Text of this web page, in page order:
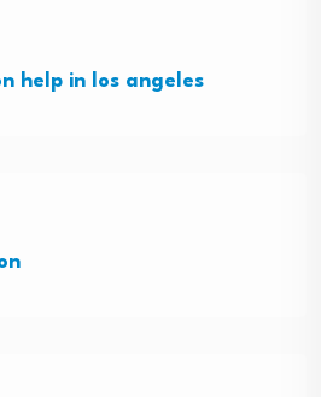
help in los angeles